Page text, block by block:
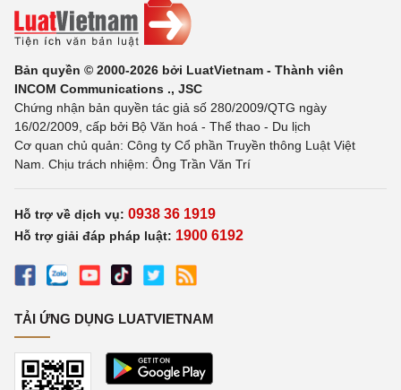
Bản quyền © 2000-2026 bởi LuatVietnam - Thành viên
INCOM Communications ., JSC
Chứng nhận bản quyền tác giả số 280/2009/QTG ngày
16/02/2009, cấp bởi Bộ Văn hoá - Thể thao - Du lịch
Cơ quan chủ quản: Công ty Cổ phần Truyền thông Luật Việt
Nam. Chịu trách nhiệm: Ông Trần Văn Trí
Hỗ trợ về dịch vụ: 0938 36 1919
Hỗ trợ giải đáp pháp luật: 1900 6192
TẢI ỨNG DỤNG LUATVIETNAM